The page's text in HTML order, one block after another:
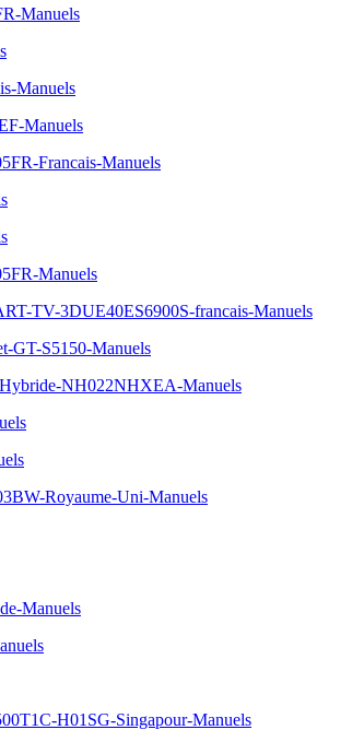
Manuels
Manuels
Manuels
Francais-Manuels
Manuels
TV-3DUE40ES6900S-francais-Manuels
GT-S5150-Manuels
Hybride-NH022NHXEA-Manuels
Royaume-Uni-Manuels
Manuels
H01SG-Singapour-Manuels